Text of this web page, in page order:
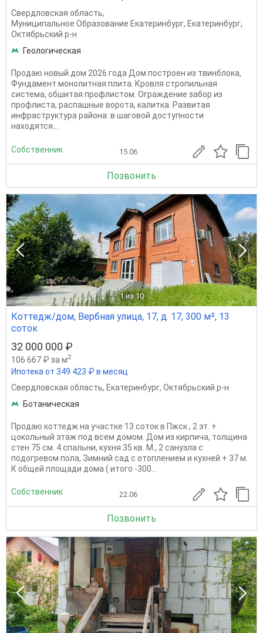
Свердловская область,
Муниципальное Образование Екатеринбург, Екатеринбург,
Октябрьский р-н
Геологическая
Продаю новый дом 2026 года Дом построен из твинблока,
Фундамент монолитная плита. Кровля стропильная
система, обшитая профлистом. Ограждение забор из
профлиста, распашные ворота, калитка. Развитая
инфраструктура района: в шаговой доступности
находятся...
Собственник 15.06
Позвонить
1 из 10
Коттедж/дом, Вербная улица, 17, д. 17, 300 м², 13
соток
32 000 000 ₽
106 667 ₽ за м2
Ипотека от 349 423 ₽ в месяц
Свердловская область, Екатеринбург, Октябрьский р-н
Ботаническая
Продаю коттедж на участке 13 соток в Пжск , 2 эт. +
цокольный этаж под всем домом. Дом из кирпича, толщина
стен 75 см. 4 спальни, кухня 35 кв. М., 2 санузла с
подогревом пола, Зимний сад с отоплением и кухней + 37 м.
К общей площади дома ( итого -300...
Собственник 22.06
Позвонить